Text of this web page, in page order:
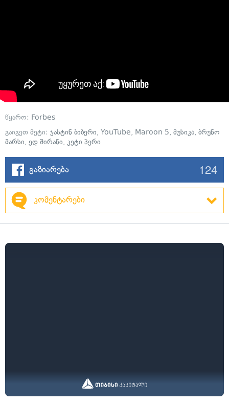
წყარო: Forbes
გაიგეთ მეტი: ჯასტინ ბიბერი, YouTube, Maroon 5, მუსიკა, ბრუნო
მარსი, ედ შირანი, კეტი პერი
გაზიარება 124
კომენტარები